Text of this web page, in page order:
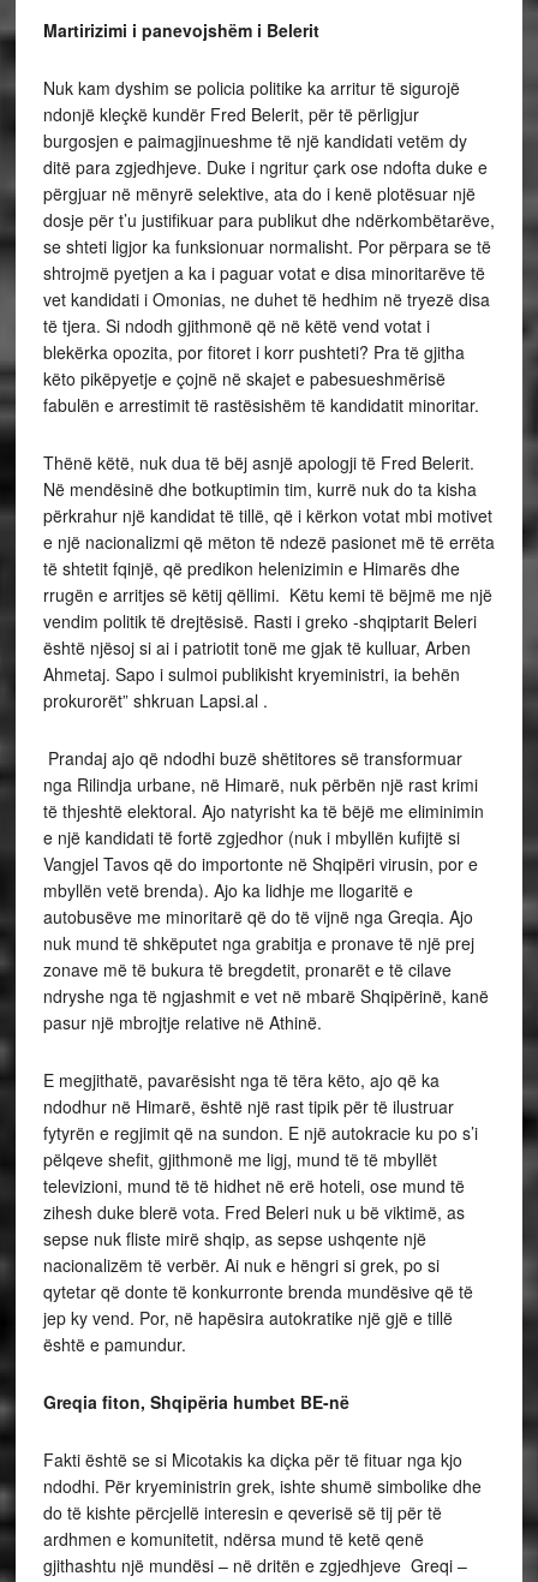
Martirizimi i panevojshëm i Belerit
Nuk kam dyshim se policia politike ka arritur të sigurojë
ndonjë kleçkë kundër Fred Belerit, për të përligjur
burgosjen e paimagjinueshme të një kandidati vetëm dy
ditë para zgjedhjeve. Duke i ngritur çark ose ndofta duke e
përgjuar në mënyrë selektive, ata do i kenë plotësuar një
dosje për t’u justifikuar para publikut dhe ndërkombëtarëve,
se shteti ligjor ka funksionuar normalisht. Por përpara se të
shtrojmë pyetjen a ka i paguar votat e disa minoritarëve të
vet kandidati i Omonias, ne duhet të hedhim në tryezë disa
të tjera. Si ndodh gjithmonë që në këtë vend votat i
blekërka opozita, por fitoret i korr pushteti? Pra të gjitha
këto pikëpyetje e çojnë në skajet e pabesueshmërisë
fabulën e arrestimit të rastësishëm të kandidatit minoritar.
Thënë këtë, nuk dua të bëj asnjë apologji të Fred Belerit.
Në mendësinë dhe botkuptimin tim, kurrë nuk do ta kisha
përkrahur një kandidat të tillë, që i kërkon votat mbi motivet
e një nacionalizmi që mëton të ndezë pasionet më të errëta
të shtetit fqinjë, që predikon helenizimin e Himarës dhe
rrugën e arritjes së këtij qëllimi. Këtu kemi të bëjmë me një
vendim politik të drejtësisë. Rasti i greko -shqiptarit Beleri
është njësoj si ai i patriotit tonë me gjak të kulluar, Arben
Ahmetaj. Sapo i sulmoi publikisht kryeministri, ia behën
prokurorët” shkruan Lapsi.al .
Prandaj ajo që ndodhi buzë shëtitores së transformuar
nga Rilindja urbane, në Himarë, nuk përbën një rast krimi
të thjeshtë elektoral. Ajo natyrisht ka të bëjë me eliminimin
e një kandidati të fortë zgjedhor (nuk i mbyllën kufijtë si
Vangjel Tavos që do importonte në Shqipëri virusin, por e
mbyllën vetë brenda). Ajo ka lidhje me llogaritë e
autobusëve me minoritarë që do të vijnë nga Greqia. Ajo
nuk mund të shkëputet nga grabitja e pronave të një prej
zonave më të bukura të bregdetit, pronarët e të cilave
ndryshe nga të ngjashmit e vet në mbarë Shqipërinë, kanë
pasur një mbrojtje relative në Athinë.
E megjithatë, pavarësisht nga të tëra këto, ajo që ka
ndodhur në Himarë, është një rast tipik për të ilustruar
fytyrën e regjimit që na sundon. E një autokracie ku po s’i
pëlqeve shefit, gjithmonë me ligj, mund të të mbyllët
televizioni, mund të të hidhet në erë hoteli, ose mund të
zihesh duke blerë vota. Fred Beleri nuk u bë viktimë, as
sepse nuk fliste mirë shqip, as sepse ushqente një
nacionalizëm të verbër. Ai nuk e hëngri si grek, po si
qytetar që donte të konkurronte brenda mundësive që të
jep ky vend. Por, në hapësira autokratike një gjë e tillë
është e pamundur.
Greqia fiton, Shqipëria humbet BE-në
Fakti është se si Micotakis ka diçka për të fituar nga kjo
ndodhi. Për kryeministrin grek, ishte shumë simbolike dhe
do të kishte përcjellë interesin e qeverisë së tij për të
ardhmen e komunitetit, ndërsa mund të ketë qenë
gjithashtu një mundësi – në dritën e zgjedhjeve Greqi –